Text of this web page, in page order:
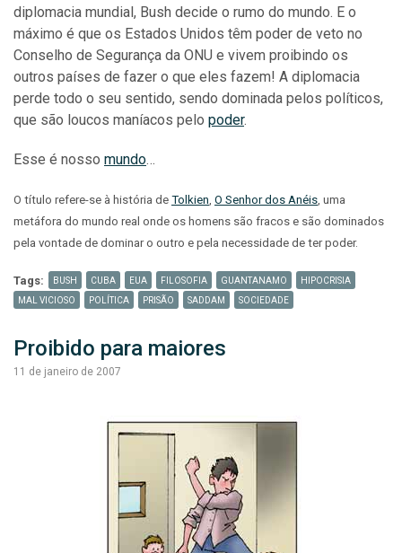
diplomacia mundial, Bush decide o rumo do mundo. E o
máximo é que os Estados Unidos têm poder de veto no
Conselho de Segurança da ONU e vivem proibindo os
outros países de fazer o que eles fazem! A diplomacia
perde todo o seu sentido, sendo dominada pelos políticos,
que são loucos maníacos pelo poder.
Esse é nosso mundo…
O título refere-se à história de Tolkien, O Senhor dos Anéis, uma
metáfora do mundo real onde os homens são fracos e são dominados
pela vontade de dominar o outro e pela necessidade de ter poder.
Tags: BUSH CUBA EUA FILOSOFIA GUANTANAMO
HIPOCRISIA
MAL VICIOSO
POLÍTICA PRISÃO SADDAM SOCIEDADE
Proibido para maiores
11 de janeiro de 2007